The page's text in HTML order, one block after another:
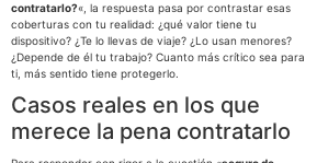
contratarlo?«, la respuesta pasa por contrastar esas
coberturas con tu realidad: ¿qué valor tiene tu
dispositivo? ¿Te lo llevas de viaje? ¿Lo usan menores?
¿Depende de él tu trabajo? Cuanto más crítico sea para
ti, más sentido tiene protegerlo.
Casos reales en los que
merece la pena contratarlo